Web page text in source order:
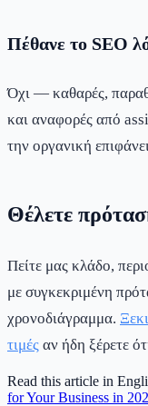
Πέθανε το SEO
Όχι — καθαρές,
και αναφορές από
την οργανική
Θέλετε
Πείτε μας κλάδο,
με συγκεκριμένη
χρονοδιάγραμμα.
τιμές αν ήδη ξέρετε
Read this article in
for Your Business in